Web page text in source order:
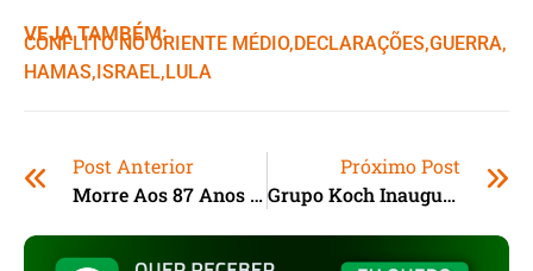
VEJA TAMBÉM:
CONFLITO NO ORIENTE MÉDIO,ㅤDECLARAÇÕES,ㅤGUERRA,ㅤ
HAMAS,ㅤISRAEL,ㅤLULA
Post Anterior
Morre Aos 87 Anos O Empresário Abilio Diniz
Próximo Post
Grupo Koch Inaugura 1ª Loja Komprão Em Tubarão (SC)